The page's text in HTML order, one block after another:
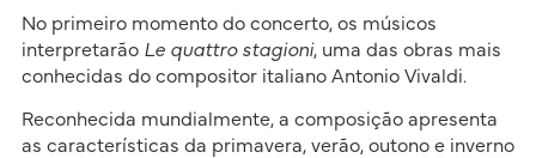
No primeiro momento do concerto, os músicos
interpretarão Le quattro stagioni, uma das obras mais
conhecidas do compositor italiano Antonio Vivaldi.
Reconhecida mundialmente, a composição apresenta
as características da primavera, verão, outono e inverno